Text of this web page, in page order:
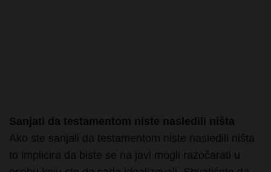
to implicira da biste se na javi mogli razočarati u
osobu koju ste do sada idealizovali. Shvatićete da
on tj. ona poseduje mnogo više osobina koje vam se